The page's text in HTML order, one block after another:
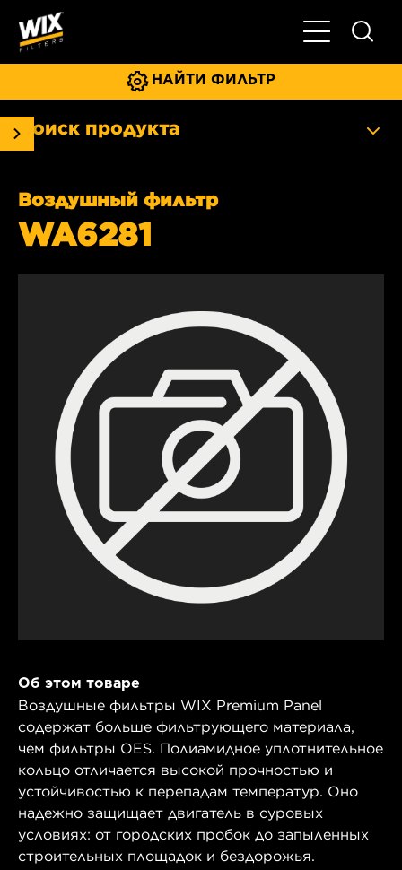
Главное
НАЙТИ ФИЛЬТР
Поиск продукта
Воздушный фильтр
WA6281
Об этом товаре
Воздушные фильтры WIX Premium Panel
содержат больше фильтрующего материала,
чем фильтры OES. Полиамидное уплотнительное
кольцо отличается высокой прочностью и
устойчивостью к перепадам температур. Оно
надежно защищает двигатель в суровых
условиях: от городских пробок до запыленных
строительных площадок и бездорожья.